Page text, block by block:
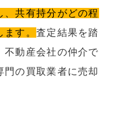
、共有持分がどの程
ます。査定結果を踏
不動産会社の仲介で
門の買取業者に売却